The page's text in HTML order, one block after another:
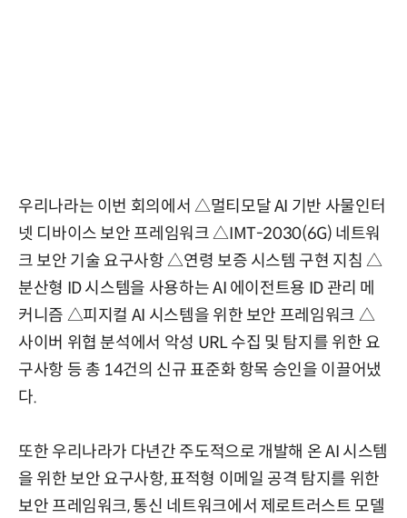
우리나라는 이번 회의에서 △멀티모달 AI 기반 사물인터
넷 디바이스 보안 프레임워크 △IMT-2030(6G) 네트워
크 보안 기술 요구사항 △연령 보증 시스템 구현 지침 △
분산형 ID 시스템을 사용하는 AI 에이전트용 ID 관리 메
커니즘 △피지컬 AI 시스템을 위한 보안 프레임워크 △
사이버 위협 분석에서 악성 URL 수집 및 탐지를 위한 요
구사항 등 총 14건의 신규 표준화 항목 승인을 이끌어냈
다.
또한 우리나라가 다년간 주도적으로 개발해 온 AI 시스템
을 위한 보안 요구사항, 표적형 이메일 공격 탐지를 위한
보안 프레임워크, 통신 네트워크에서 제로트러스트 모델